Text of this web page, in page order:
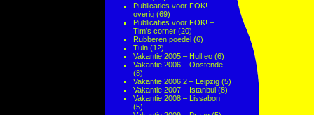
Publicaties voor FOK! –
overig (69)
Publicaties voor FOK! –
Tim's corner (20)
Rubberen poedel (6)
Tuin (12)
Vakantie 2005 – Hull eo (6)
Vakantie 2006 – Oostende
(8)
Vakantie 2006 2 – Leipzig (5)
Vakantie 2007 – Istanbul (8)
Vakantie 2008 – Lissabon
(5)